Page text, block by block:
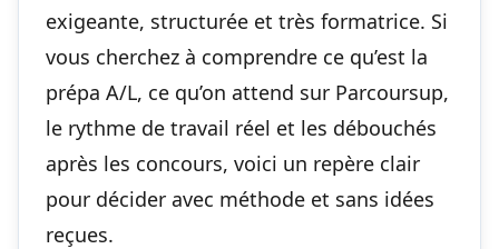
exigeante, structurée et très formatrice. Si
vous cherchez à comprendre ce qu’est la
prépa A/L, ce qu’on attend sur Parcoursup,
le rythme de travail réel et les débouchés
après les concours, voici un repère clair
pour décider avec méthode et sans idées
reçues.